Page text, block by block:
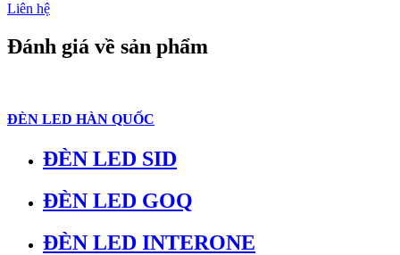
Liên hệ
Đánh giá về sản phẩm
ĐÈN LED HÀN QUỐC
ĐÈN LED SID
ĐÈN LED GOQ
ĐÈN LED INTERONE